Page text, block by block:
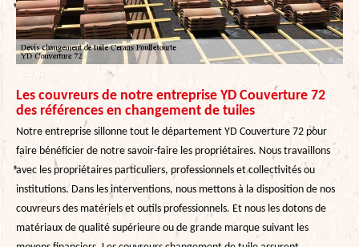
Les couvreurs de notre entreprise YD Couverture 72
des références en changement de tuiles
Notre entreprise sillonne tout le département YD Couverture 72 pour
faire bénéficier de notre savoir-faire les propriétaires. Nous travaillons
avec les propriétaires particuliers, professionnels et collectivités ou
institutions. Dans les interventions, nous mettons à la disposition de nos
couvreurs des matériels et outils professionnels. Et nous les dotons de
matériaux de qualité supérieure ou de grande marque suivant les